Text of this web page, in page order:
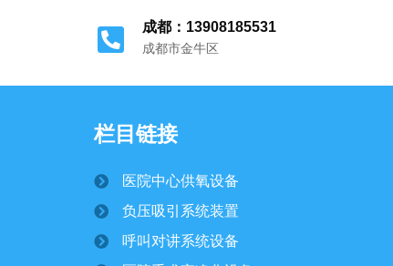
成都：13908185531
成都市金牛区
栏目链接
医院中心供氧设备
负压吸引系统装置
呼叫对讲系统设备